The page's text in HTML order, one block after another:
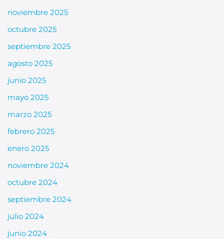
noviembre 2025
octubre 2025
septiembre 2025
agosto 2025
junio 2025
mayo 2025
marzo 2025
febrero 2025
enero 2025
noviembre 2024
octubre 2024
septiembre 2024
julio 2024
junio 2024